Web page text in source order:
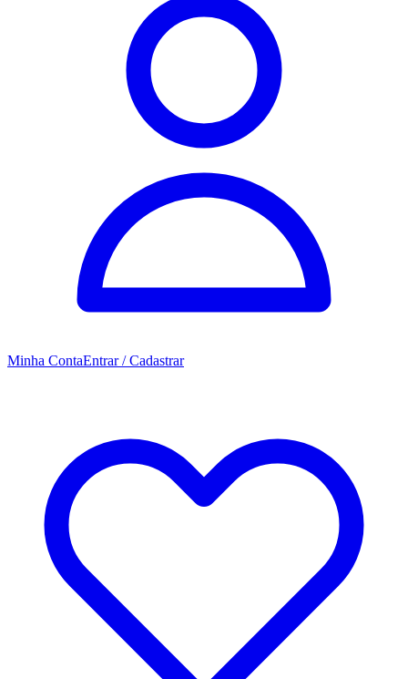
Minha ContaEntrar / Cadastrar